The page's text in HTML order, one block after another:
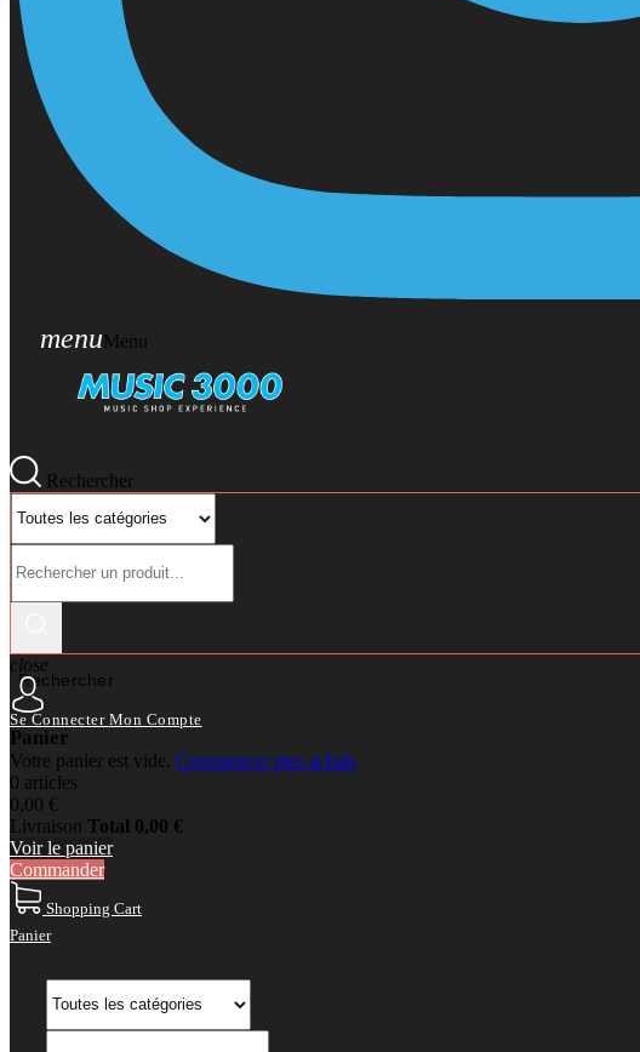
menuMenu
Rechercher
Rechercher
close
Se Connecter Mon Compte
Panier
Votre panier est vide. Commencer mes achats
0 articles
0,00 €
Livraison Total 0,00 €
Voir le panier
Commander
Shopping Cart
Panier